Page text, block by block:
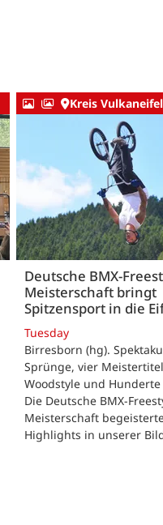
Kreis Vulkaneifel
Deutsche BMX-
Meisterschaft bringt
Spitzensport in die
Tuesday
Birresborn (hg).
Sprünge, vier
Woodstyle und
Die Deutsche BMX-
Meisterschaft
Highlights in unserer